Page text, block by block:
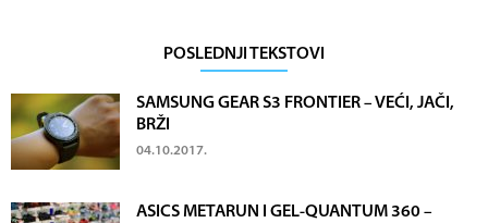
POSLEDNJI TEKSTOVI
SAMSUNG GEAR S3 FRONTIER – VEĆI, JAČI,
BRŽI
04.10.2017.
ASICS METARUN I GEL-QUANTUM 360 –